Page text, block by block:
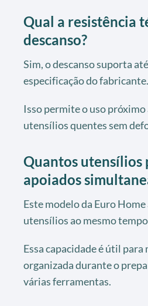
Qual a resistência
descanso?
Sim, o descanso suporta
especificação do fabricante.
Isso permite o uso próximo
utensílios quentes sem
Quantos utensílios
apoiados
Este modelo da Euro
utensílios ao mesmo
Essa capacidade é útil para
organizada durante o
várias ferramentas.